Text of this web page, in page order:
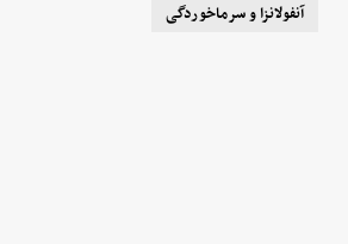
آنفولانزا و سرماخوردگی